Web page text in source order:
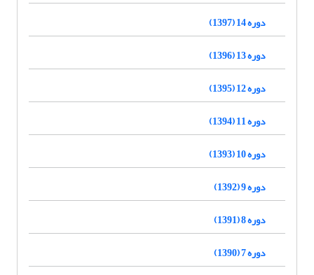
دوره 14 (1397)
دوره 13 (1396)
دوره 12 (1395)
دوره 11 (1394)
دوره 10 (1393)
دوره 9 (1392)
دوره 8 (1391)
دوره 7 (1390)